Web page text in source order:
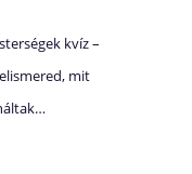
kvíz –
mit